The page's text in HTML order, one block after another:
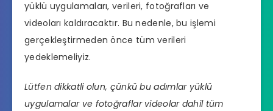
yüklü uygulamaları, verileri, fotoğrafları ve
videoları kaldıracaktır. Bu nedenle, bu işlemi
gerçekleştirmeden önce tüm verileri
yedeklemeliyiz.
Lütfen dikkatli olun, çünkü bu adımlar yüklü
uygulamalar ve fotoğraflar videolar dahil tüm